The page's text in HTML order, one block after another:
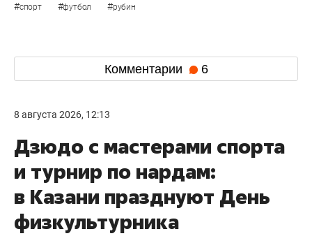
#спорт #футбол #рубин
Комментарии 6
8 августа 2026, 12:13
Дзюдо с мастерами спорта
и турнир по нардам:
в Казани празднуют День
физкультурника